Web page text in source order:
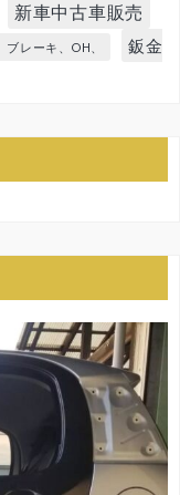
新車中古車販売
ブレーキ、OH、
鈑金